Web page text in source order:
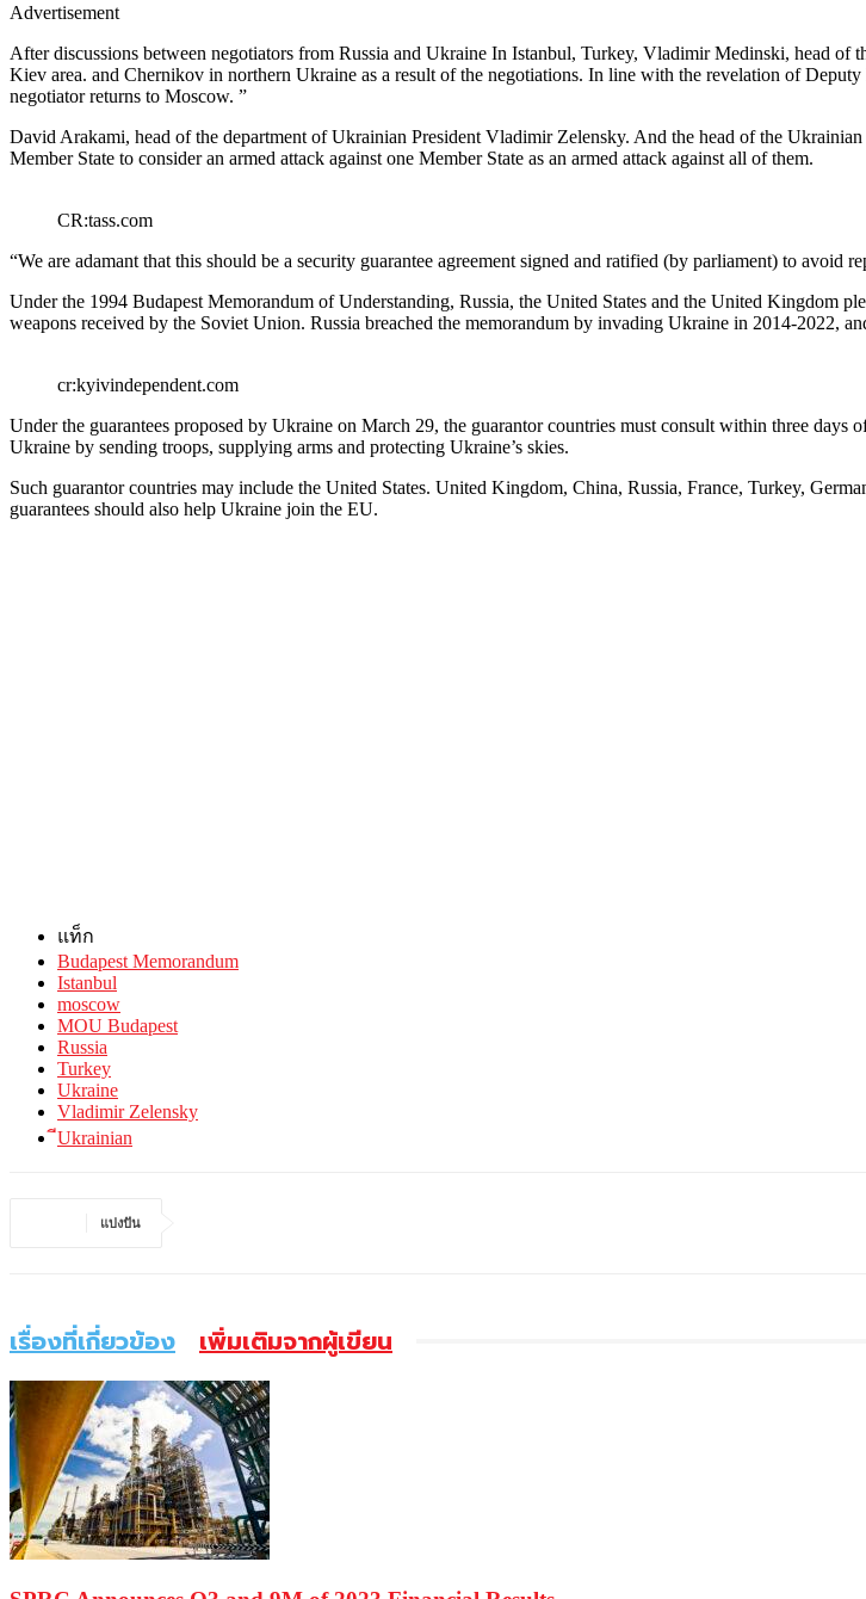
Advertisement
After discussions between negotiators from Russia and Ukraine In Istanbul, Turkey, Vladimir Medinski, head of
Kiev area. and Chernikov in northern Ukraine as a result of the negotiations. In line with the revelation of
negotiator returns to Moscow. ”
David Arakami, head of the department of Ukrainian President Vladimir Zelensky. And the head of the
Member State to consider an armed attack against one Member State as an armed attack against all of them.
CR:tass.com
“We are adamant that this should be a security guarantee agreement signed and ratified (by parliament) to avoid
Under the 1994 Budapest Memorandum of Understanding, Russia, the United States and the United Kingdom
weapons received by the Soviet Union. Russia breached the memorandum by invading Ukraine in 2014-2022,
cr:kyivindependent.com
Under the guarantees proposed by Ukraine on March 29, the guarantor countries must consult within three
Ukraine by sending troops, supplying arms and protecting Ukraine’s skies.
Such guarantor countries may include the United States. United Kingdom, China, Russia, France, Turkey,
guarantees should also help Ukraine join the EU.
แท็ก
Budapest Memorandum
Istanbul
moscow
MOU Budapest
Russia
Turkey
Ukraine
Vladimir Zelensky
ีUkrainian
แบ่งปัน
เรื่องที่เกี่ยวข้อง เพิ่มเติมจากผู้เขียน